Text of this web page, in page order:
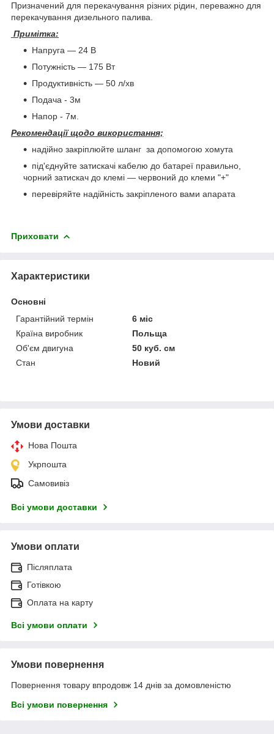
Призначений для перекачування різних рідин, переважно для
перекачування дизельного палива.
Примітка:
Напруга — 24 В
Потужність — 175 Вт
Продуктивність — 50 л/хв
Подача - 3м
Напор - 7м.
Рекомендації щодо використання;
надійно закріплюйте шланг за допомогою хомута
під'єднуйте затискачі кабелю до батареї правильно,
чорний затискач до клемі — червоний до клеми "+"
перевіряйте надійність закріпленого вами апарата
Приховати
Характеристики
Основні
Гарантійний термін
6 міс
Країна виробник
Польща
Об'єм двигуна
50 куб. см
Стан
Новий
Умови доставки
Нова Пошта
Укрпошта
Самовивіз
Всі умови доставки
Умови оплати
Післяплата
Готівкою
Оплата на карту
Всі умови оплати
Умови повернення
Повернення товару впродовж 14 днів за домовленістю
Всі умови повернення